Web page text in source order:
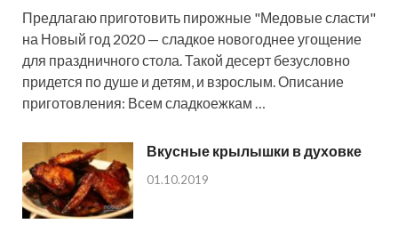
Предлагаю приготовить пирожные "Медовые сласти"
на Новый год 2020 — сладкое новогоднее угощение
для праздничного стола. Такой десерт безусловно
придется по душе и детям, и взрослым. Описание
приготовления: Всем сладкоежкам …
Вкусные крылышки в духовке
01.10.2019